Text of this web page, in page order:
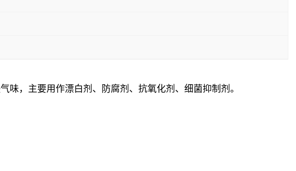
味，主要用作漂白剂、防腐剂、抗氧化剂、细菌抑制剂。